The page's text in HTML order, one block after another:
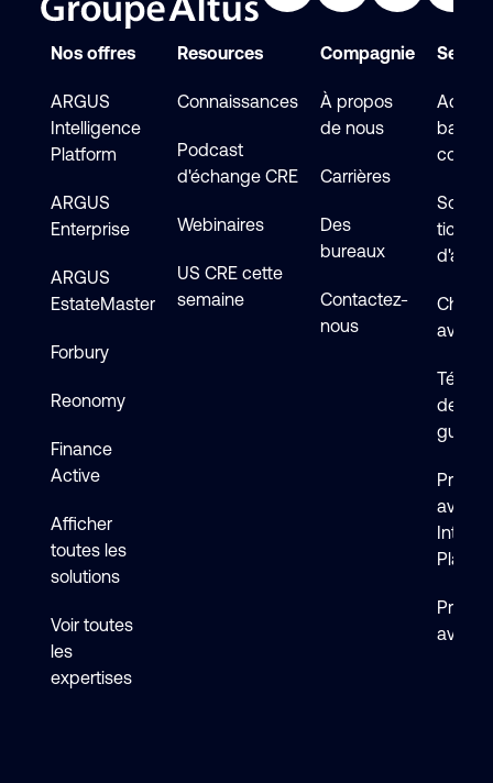
Nos offres
ARGUS
Intelligence
Platform
ARGUS
Enterprise
ARGUS
EstateMaster
Forbury
Reonomy
Finance
Active
Afficher
toutes les
solutions
Voir toutes
les
expertises
Resources
Connaissances
Podcast
d'échange CRE
Webinaires
US CRE cette
semaine
Compagnie
À propos
de nous
Carrières
Des
bureaux
Contactez-
nous
base
ticket
Chat
avec
de
guides
avec
avec